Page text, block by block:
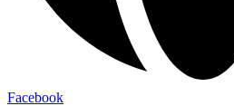
Facebook